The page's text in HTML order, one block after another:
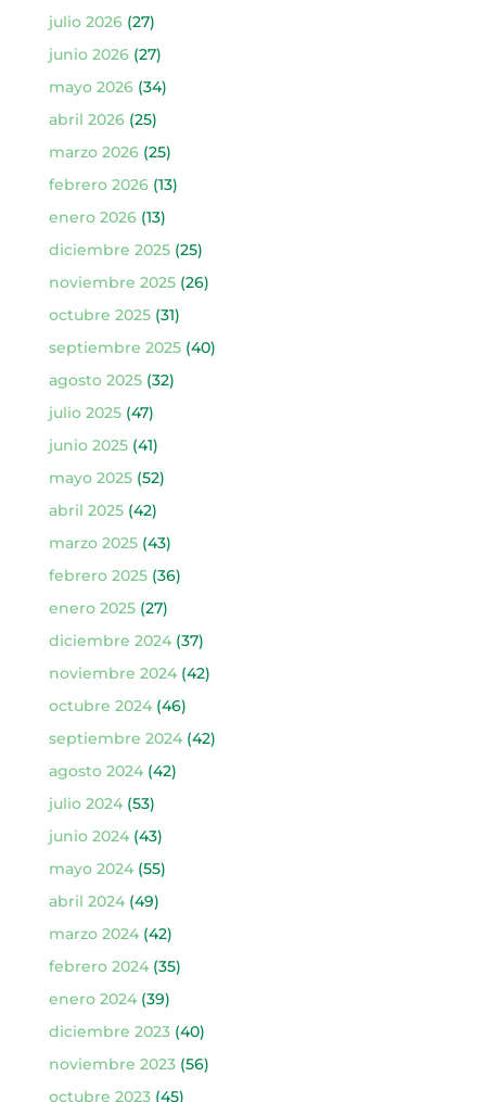
julio 2026(27)
junio 2026(27)
mayo 2026(34)
abril 2026(25)
marzo 2026(25)
febrero 2026(13)
enero 2026(13)
diciembre 2025(25)
noviembre 2025(26)
octubre 2025(31)
septiembre 2025(40)
agosto 2025(32)
julio 2025(47)
junio 2025(41)
mayo 2025(52)
abril 2025(42)
marzo 2025(43)
febrero 2025(36)
enero 2025(27)
diciembre 2024(37)
noviembre 2024(42)
octubre 2024(46)
septiembre 2024(42)
agosto 2024(42)
julio 2024(53)
junio 2024(43)
mayo 2024(55)
abril 2024(49)
marzo 2024(42)
febrero 2024(35)
enero 2024(39)
diciembre 2023(40)
noviembre 2023(56)
octubre 2023(45)